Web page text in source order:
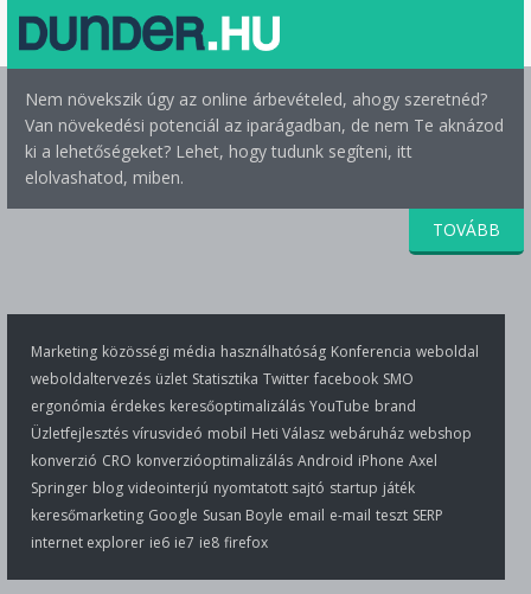
Nem növekszik úgy az online árbevételed, ahogy szeretnéd?
Van növekedési potenciál az iparágadban, de nem Te aknázod
ki a lehetőségeket? Lehet, hogy tudunk segíteni, itt
elolvashatod, miben.
TOVÁBB
Marketing közösségi média használhatóság Konferencia weboldal
weboldaltervezés üzlet Statisztika Twitter facebook SMO
ergonómia érdekes keresőoptimalizálás YouTube brand
Üzletfejlesztés vírusvideó mobil Heti Válasz webáruház webshop
konverzió CRO konverzióoptimalizálás Android iPhone Axel
Springer blog videointerjú nyomtatott sajtó startup játék
keresőmarketing Google Susan Boyle email e-mail teszt SERP
internet explorer ie6 ie7 ie8 firefox